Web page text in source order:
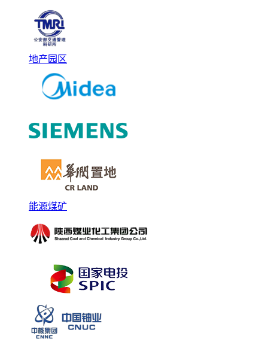
地产园区
能源煤矿